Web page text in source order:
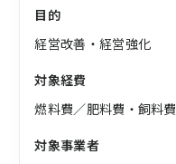
目的
経営改善・経営強化
対象経費
燃料費／肥料費・飼料費
対象事業者